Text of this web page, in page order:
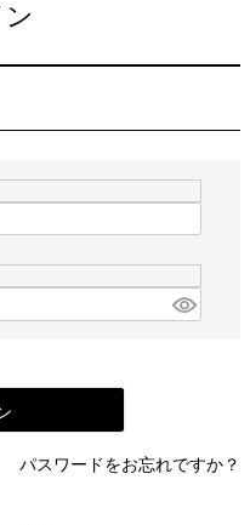
パスワードをお忘れですか？